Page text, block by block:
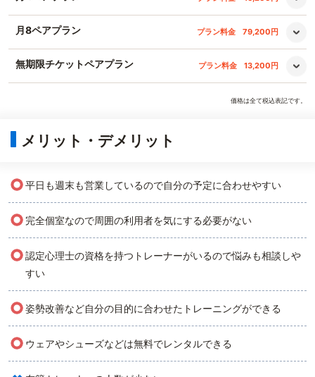
月8ペアプラン プラン料金 79,200円
無期限チケットペアプラン プラン料金 13,200円
価格は全て税込表記です。
メリット・デメリット
○平日も週末も営業しているので自分の予定に合わせやすい
○ 完全個室なので周囲の利用者を気にする必要がない
○認定心理士の資格を持つトレーナーがいるので悩みも相談しや
すい
○姿勢改善など自分の目的に合わせたトレーニングができる
○ ウェアやシューズなどは無料でレンタルできる